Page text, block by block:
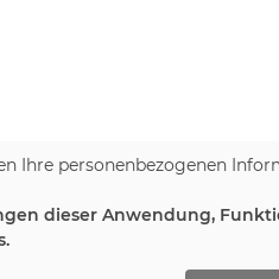
Ihre personenbezogenen
dieser Anwendung,